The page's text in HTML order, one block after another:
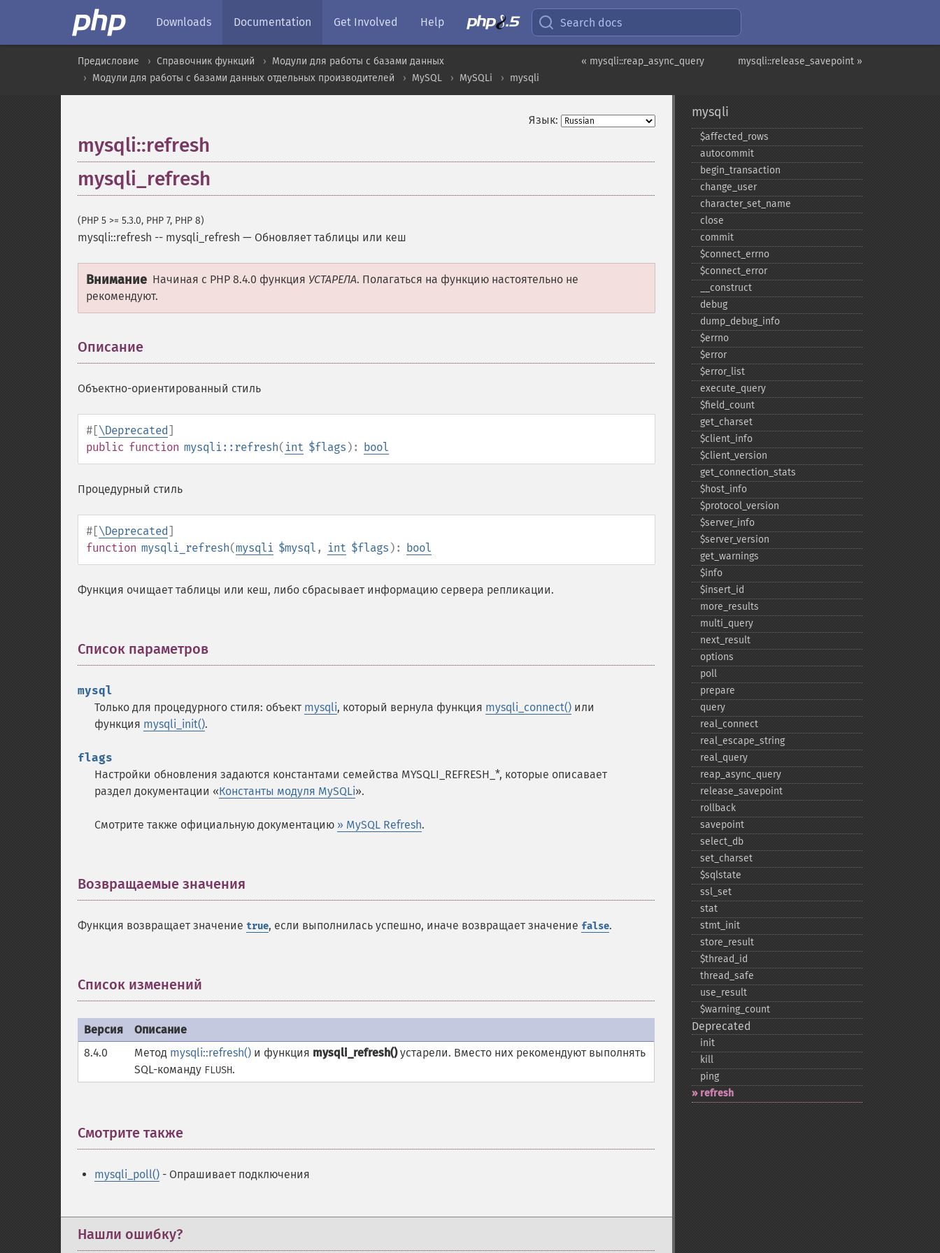
Downloads Documentation Get Involved Help Search docs
mysqli::release_savepoint »
« mysqli::reap_async_query
Предисловие Справочник функций
Модули для работы с базами данных
Модули для работы с базами данных отдельных производителей
MySQL MySQLi mysqli
Язык:
mysqli::refresh
mysqli_refresh
(PHP 5 >= 5.3.0, PHP 7, PHP 8)
mysqli::refresh -- mysqli_refresh — Обновляет таблицы или кеш
Внимание Начиная с PHP 8.4.0 функция УСТАРЕЛА. Полагаться на функцию настоятельно не
рекомендуют.
Описание
Объектно-ориентированный стиль
#[\Deprecated]
public function mysqli::refresh( int $flags ): bool
Процедурный стиль
#[\Deprecated]
function mysqli_refresh(mysqli $mysql , int $flags ): bool
Функция очищает таблицы или кеш, либо сбрасывает информацию сервера репликации.
Список параметров
mysql
Только для процедурного стиля: объект mysqli, который вернула функция mysqli_connect() или
функция mysqli_init().
flags
Настройки обновления задаются константами семейства MYSQLI_REFRESH_*, которые описавает
раздел документации «Константы модуля MySQLi».
Смотрите также официальную документацию » MySQL Refresh.
Возвращаемые значения
Функция возвращает значение true, если выполнилась успешно, иначе возвращает значение false.
Список изменений
Версия
Описание
8.4.0
Метод mysqli::refresh() и функция mysqli_refresh()устарели. Вместо них рекомендуют выполнять
SQL-команду FLUSH.
Смотрите также
mysqli_poll() - Опрашивает подключения
Нашли ошибку?
mysqli
$affected_​rows
autocommit
begin_​transaction
change_​user
character_​set_​name
close
commit
$connect_​errno
$connect_​error
_​_​construct
debug
dump_​debug_​info
$errno
$error
$error_​list
execute_​query
$field_​count
get_​charset
$client_​info
$client_​version
get_​connection_​stats
$host_​info
$protocol_​version
$server_​info
$server_​version
get_​warnings
$info
$insert_​id
more_​results
multi_​query
next_​result
options
poll
prepare
query
real_​connect
real_​escape_​string
real_​query
reap_​async_​query
release_​savepoint
rollback
savepoint
select_​db
set_​charset
$sqlstate
ssl_​set
stat
stmt_​init
store_​result
$thread_​id
thread_​safe
use_​result
$warning_​count
Deprecated
init
kill
ping
refresh